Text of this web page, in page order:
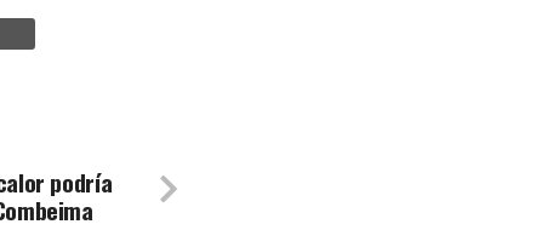
podría